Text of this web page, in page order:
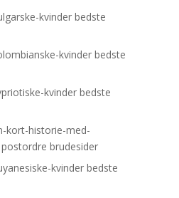
kvinder bedste
kvinder bedste
kvinder bedste
kort-historie-med-
brudesider
kvinder bedste